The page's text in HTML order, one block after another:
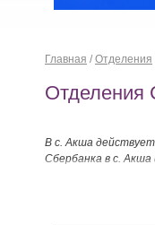
Главная / Отделения
Отделения
В с. Акша
Сбербанка в с.